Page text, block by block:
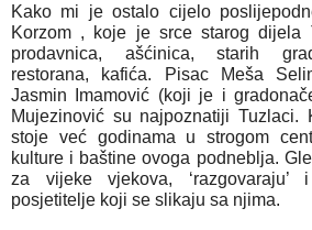
Kako mi je ostalo cijelo
Korzom , koje je srce starog dijela
prodavnica, ašćinica, starih
restorana, kafića. Pisac Meša
Jasmin Imamović (koji je i
Mujezinović su najpoznatiji Tuzlaci.
stoje već godinama u strogom
kulture i baštine ovoga podneblja.
za vijeke vjekova, ‘razgovaraju’ i
posjetitelje koji se slikaju sa njima.